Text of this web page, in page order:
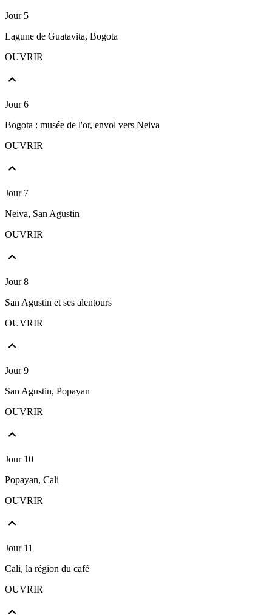
Jour 5
Lagune de Guatavita, Bogota
OUVRIR
Jour 6
Bogota : musée de l'or, envol vers Neiva
OUVRIR
Jour 7
Neiva, San Agustin
OUVRIR
Jour 8
San Agustin et ses alentours
OUVRIR
Jour 9
San Agustin, Popayan
OUVRIR
Jour 10
Popayan, Cali
OUVRIR
Jour 11
Cali, la région du café
OUVRIR